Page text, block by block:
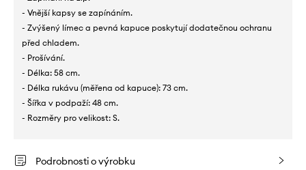
- Vnější kapsy se zapínáním.
- Zvýšený límec a pevná kapuce poskytují dodatečnou ochranu
před chladem.
- Prošívání.
- Délka: 58 cm.
- Délka rukávu (měřena od kapuce): 73 cm.
- Šířka v podpaží: 48 cm.
- Rozměry pro velikost: S.
Podrobnosti o výrobku